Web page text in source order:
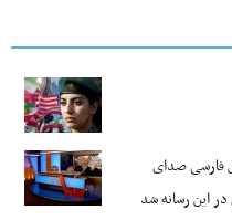
فارسی صدای
این رسانه شد